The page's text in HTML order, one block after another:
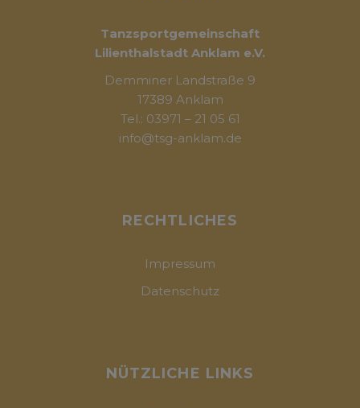
Tanzsportgemeinschaft
Lilienthalstadt Anklam e.V.
Demminer Landstraße 9
17389 Anklam
Tel.: 03971 – 21 05 61
info@tsg-anklam.de
RECHTLICHES
Impressum
Datenschutz
NÜTZLICHE LINKS